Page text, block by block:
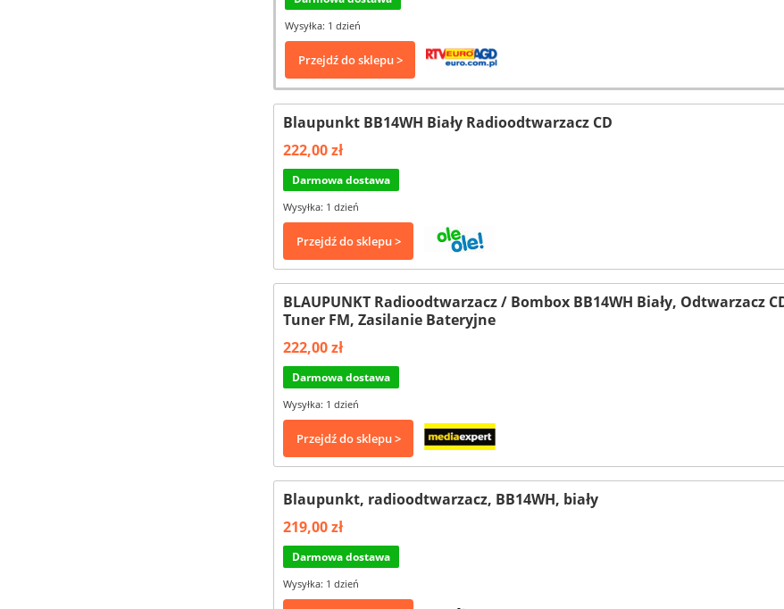
Wysyłka: 1 dzień
Przejdź do sklepu >
Blaupunkt BB14WH Biały Radioodtwarzacz CD
222,00 zł
Darmowa dostawa
Wysyłka: 1 dzień
Przejdź do sklepu >
BLAUPUNKT Radioodtwarzacz / Bombox BB14WH Biały, Odtwarzacz
Tuner FM, Zasilanie Bateryjne
222,00 zł
Darmowa dostawa
Wysyłka: 1 dzień
Przejdź do sklepu >
Blaupunkt, radioodtwarzacz, BB14WH, biały
219,00 zł
Darmowa dostawa
Wysyłka: 1 dzień